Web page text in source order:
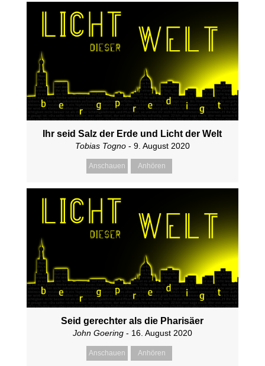
Ihr seid Salz der Erde und Licht der Welt
Tobias Togno- 9. August 2020
Anschauen Anhören
Seid gerechter als die Pharisäer
John Goering- 16. August 2020
Anschauen Anhören